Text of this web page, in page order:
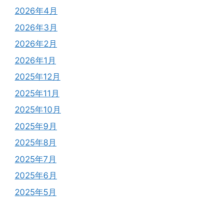
2026年4月
2026年3月
2026年2月
2026年1月
2025年12月
2025年11月
2025年10月
2025年9月
2025年8月
2025年7月
2025年6月
2025年5月